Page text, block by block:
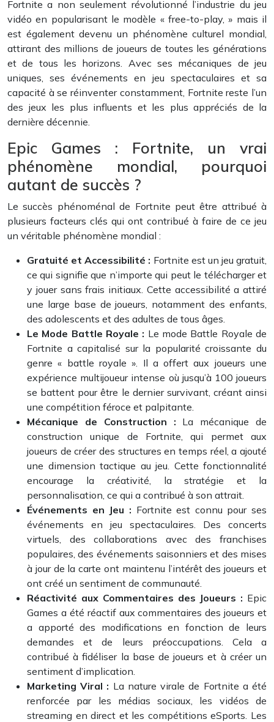
Fortnite a non seulement révolutionné l’industrie du jeu
vidéo en popularisant le modèle « free-to-play, » mais il
est également devenu un phénomène culturel mondial,
attirant des millions de joueurs de toutes les générations
et de tous les horizons. Avec ses mécaniques de jeu
uniques, ses événements en jeu spectaculaires et sa
capacité à se réinventer constamment, Fortnite reste l’un
des jeux les plus influents et les plus appréciés de la
dernière décennie.
Epic Games : Fortnite, un vrai
phénomène mondial, pourquoi
autant de succès ?
Le succès phénoménal de Fortnite peut être attribué à
plusieurs facteurs clés qui ont contribué à faire de ce jeu
un véritable phénomène mondial :
Gratuité et Accessibilité : Fortnite est un jeu gratuit,
ce qui signifie que n’importe qui peut le télécharger et
y jouer sans frais initiaux. Cette accessibilité a attiré
une large base de joueurs, notamment des enfants,
des adolescents et des adultes de tous âges.
Le Mode Battle Royale : Le mode Battle Royale de
Fortnite a capitalisé sur la popularité croissante du
genre « battle royale ». Il a offert aux joueurs une
expérience multijoueur intense où jusqu’à 100 joueurs
se battent pour être le dernier survivant, créant ainsi
une compétition féroce et palpitante.
Mécanique de Construction : La mécanique de
construction unique de Fortnite, qui permet aux
joueurs de créer des structures en temps réel, a ajouté
une dimension tactique au jeu. Cette fonctionnalité
encourage la créativité, la stratégie et la
personnalisation, ce qui a contribué à son attrait.
Événements en Jeu : Fortnite est connu pour ses
événements en jeu spectaculaires. Des concerts
virtuels, des collaborations avec des franchises
populaires, des événements saisonniers et des mises
à jour de la carte ont maintenu l’intérêt des joueurs et
ont créé un sentiment de communauté.
Réactivité aux Commentaires des Joueurs : Epic
Games a été réactif aux commentaires des joueurs et
a apporté des modifications en fonction de leurs
demandes et de leurs préoccupations. Cela a
contribué à fidéliser la base de joueurs et à créer un
sentiment d’implication.
Marketing Viral : La nature virale de Fortnite a été
renforcée par les médias sociaux, les vidéos de
streaming en direct et les compétitions eSports. Les